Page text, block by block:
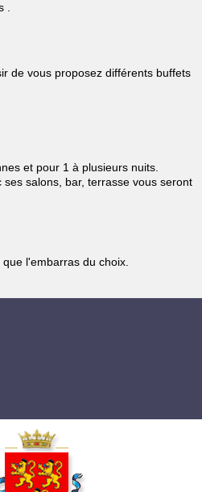
de vous proposez différents buffets
et pour 1 à plusieurs nuits.
salons, bar, terrasse vous seront
l'embarras du choix.